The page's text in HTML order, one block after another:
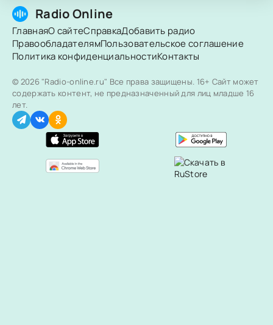
Radio Online
ГлавнаяО сайтеСправкаДобавить радио
ПравообладателямПользовательское соглашение
Политика конфиденциальностиКонтакты
© 2026 "Radio-online.ru" Все права защищены. 16+ Сайт может
содержать контент, не предназначенный для лиц младше 16
лет.